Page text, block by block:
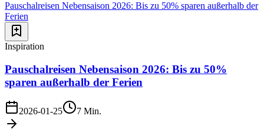
Pauschalreisen Nebensaison 2026: Bis zu 50% sparen außerhalb der
Ferien
Inspiration
Pauschalreisen Nebensaison 2026: Bis zu 50%
sparen außerhalb der Ferien
2026-01-25 7 Min.